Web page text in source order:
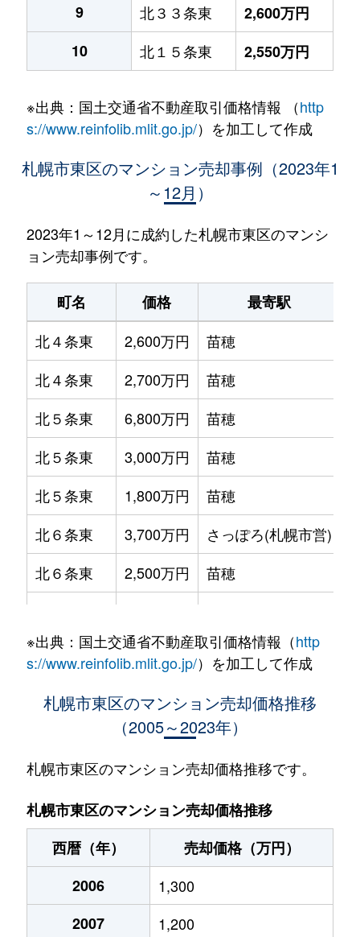
9
北３３条東
2,600万円
10
北１５条東 2,550万円
※出典：国土交通省不動産取引価格情報 （http
s://www.reinfolib.mlit.go.jp/）を加工して作成
札幌市東区のマンション売却事例（2023年1
～12月）
2023年1～12月に成約した札幌市東区のマンシ
ョン売却事例です。
町名 価格 最寄駅
北４条東
2,600万円 苗穂
北４条東
2,700万円 苗穂
北５条東
6,800万円 苗穂
北５条東
3,000万円 苗穂
北５条東
1,800万円 苗穂
北６条東
3,700万円 さっぽろ(札幌市営)
北６条東
2,500万円 苗穂
北６条東
3,400万円 東区役所前
3,700万円 東区役所前
北６条東
3,400万円 東区役所前
北７条東
4,900万円 札幌(ＪＲ)
北７条東
3,500万円 東区役所前
北８条東
1,200万円
北８条東
1,400万円
※出典：国土交通省不動産取引価格情報（http
s://www.reinfolib.mlit.go.jp/）を加工して作成
札幌市東区のマンション売却価格推移
（2005～2023年）
札幌市東区のマンション売却価格推移です。
札幌市東区のマンション売却価格推移
西暦（年）
売却価格（万円）
2006
1,300
2007
1,200